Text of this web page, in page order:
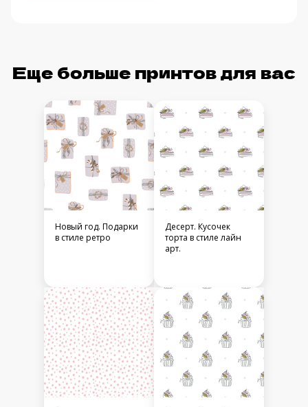
Еще больше принтов для вас
Новый год. Подарки
в стиле ретро
Десерт. Кусочек
торта в стиле лайн
арт.